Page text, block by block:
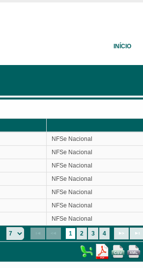
INÍCIO
NFSe Nacional
NFSe Nacional
NFSe Nacional
NFSe Nacional
NFSe Nacional
NFSe Nacional
NFSe Nacional
1 2 3 4